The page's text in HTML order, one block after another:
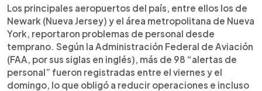
fin de semana. La Administración Federal de
Aviación reporta 395 alertas desde octubre,
cuatro veces más que el año pasado. Sin acuerdo
político a la vista, el cierre amenaza con romper el
récord histórico y afecta también programas
sociales y operaciones aéreas internacionales.
Los principales aeropuertos del país, entre ellos los de
Newark (Nueva Jersey) y el área metropolitana de Nueva
York, reportaron problemas de personal desde
temprano. Según la Administración Federal de Aviación
(FAA, por sus siglas en inglés), más de 98 “alertas de
personal” fueron registradas entre el viernes y el
domingo, lo que obligó a reducir operaciones e incluso